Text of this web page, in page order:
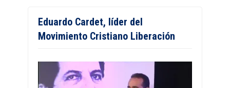
Eduardo Cardet, líder del
Movimiento Cristiano Liberación